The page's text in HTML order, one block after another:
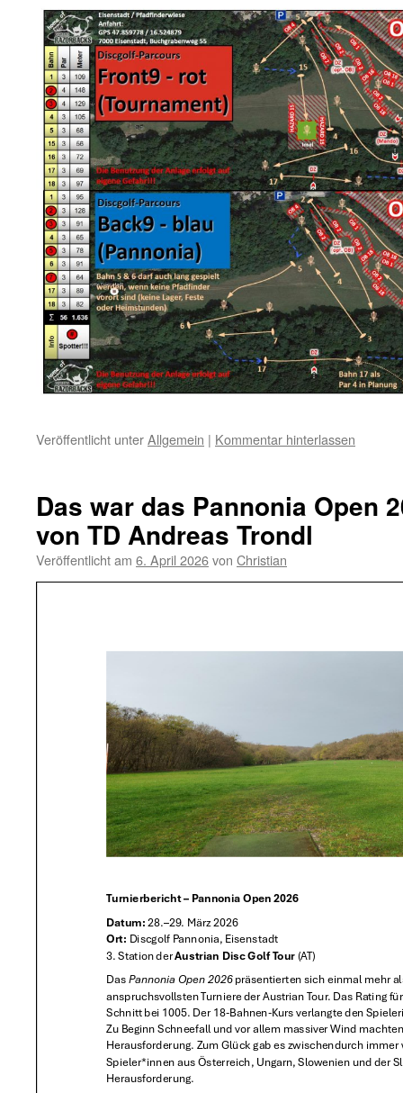
Veröffentlicht unterAllgemein | Kommentar hinterlassen
Das war das Pannonia Open
von TD Andreas Trondl
Veröffentlicht am 6. April 2026von Christian